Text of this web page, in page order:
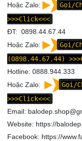
Hoặc Zalo:
Gọi/
>>>Click<<<
ĐT: 0898.44.67.44
Hoặc Zalo:
Gọi/
(0898.44.67.44)
Hotline: 0888.944.333
Hoặc Zalo:
Gọi/
>>>Click<<<
Email:
Website: https://
Facebook: https://